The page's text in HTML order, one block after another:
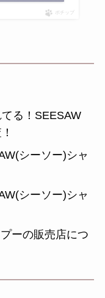
ポチップ
る！SEESAW
シーソー)シャ
シーソー)シャ
ーの販売店につ